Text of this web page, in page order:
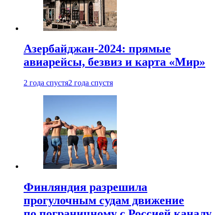
Азербайджан-2024: прямые
авиарейсы, безвиз и карта «Мир»
2 года спустя2 года спустя
Финляндия разрешила
прогулочным судам движение